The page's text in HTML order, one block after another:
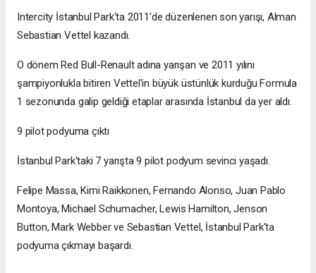
Intercity İstanbul Park'ta 2011'de düzenlenen son yarışı, Alman
Sebastian Vettel kazandı.
O dönem Red Bull-Renault adına yarışan ve 2011 yılını
şampiyonlukla bitiren Vettel'in büyük üstünlük kurduğu Formula
1 sezonunda galip geldiği etaplar arasında İstanbul da yer aldı.
9 pilot podyuma çıktı
İstanbul Park'taki 7 yarışta 9 pilot podyum sevinci yaşadı.
Felipe Massa, Kimi Raikkonen, Fernando Alonso, Juan Pablo
Montoya, Michael Schumacher, Lewis Hamilton, Jenson
Button, Mark Webber ve Sebastian Vettel, İstanbul Park'ta
podyuma çıkmayı başardı.